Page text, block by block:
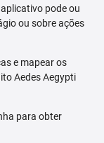
pode ou
ou sobre ações
e mapear os
Aedes Aegypti
para obter